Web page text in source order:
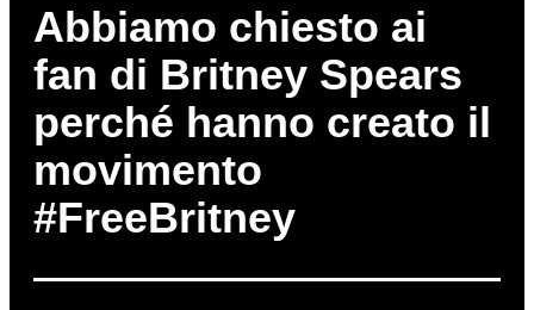
Abbiamo chiesto ai
fan di Britney Spears
perché hanno creato il
movimento
#FreeBritney